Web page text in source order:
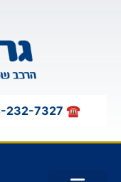
☎ 054-232-7327